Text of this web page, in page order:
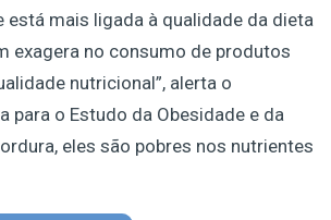
mais ligada à qualidade da dieta
exagera no consumo de produtos
nutricional”, alerta o
o Estudo da Obesidade e da
eles são pobres nos nutrientes